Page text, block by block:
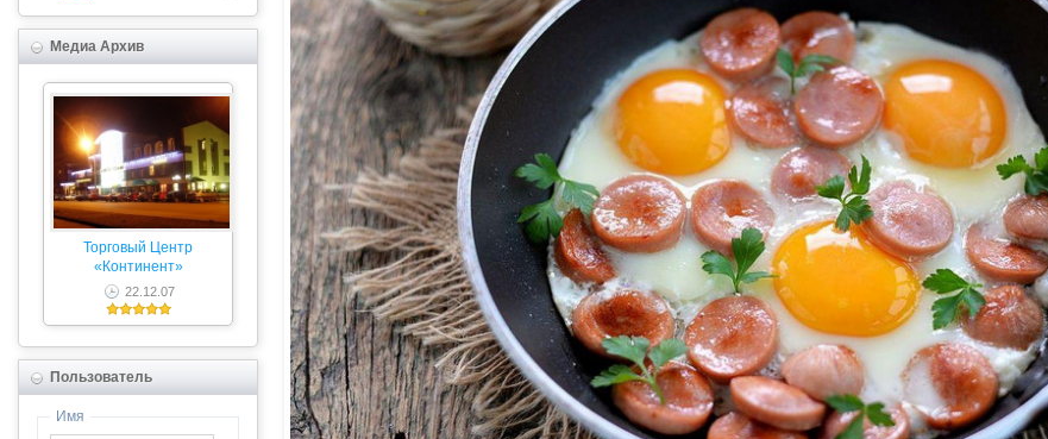
Медиа Архив
Торговый Центр
«Континент»
22.12.07
Пользователь
Имя